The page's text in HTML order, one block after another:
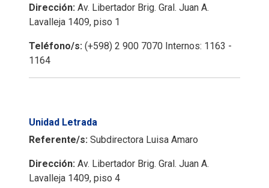
Dirección: Av. Libertador Brig. Gral. Juan A.
Lavalleja 1409, piso 1
Teléfono/s: (+598) 2 900 7070 Internos: 1163 -
1164
Unidad Letrada
Referente/s: Subdirectora Luisa Amaro
Dirección: Av. Libertador Brig. Gral. Juan A.
Lavalleja 1409, piso 4